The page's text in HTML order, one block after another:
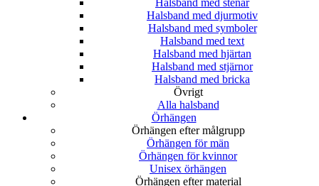
Halsband med stenar
Halsband med djurmotiv
Halsband med symboler
Halsband med text
Halsband med hjärtan
Halsband med stjärnor
Halsband med bricka
Övrigt
Alla halsband
Örhängen
Örhängen efter målgrupp
Örhängen för män
Örhängen för kvinnor
Unisex örhängen
Örhängen efter material